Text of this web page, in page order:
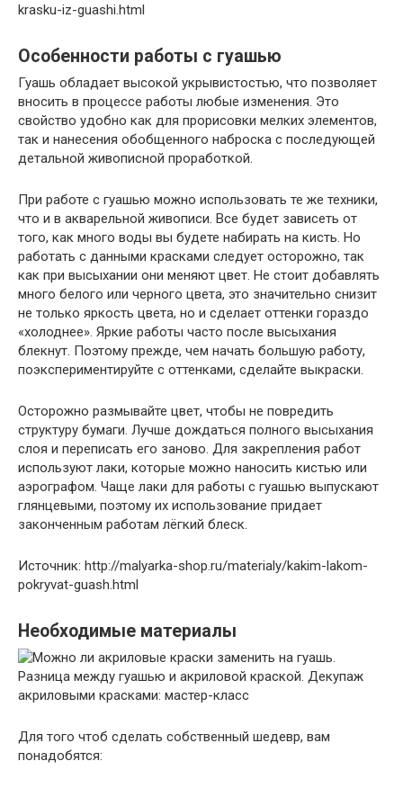
krasku-iz-guashi.html
Особенности работы с гуашью
Гуашь обладает высокой укрывистостью, что позволяет
вносить в процессе работы любые изменения. Это
свойство удобно как для прорисовки мелких элементов,
так и нанесения обобщенного наброска с последующей
детальной живописной проработкой.
При работе с гуашью можно использовать те же техники,
что и в акварельной живописи. Все будет зависеть от
того, как много воды вы будете набирать на кисть. Но
работать с данными красками следует осторожно, так
как при высыхании они меняют цвет. Не стоит добавлять
много белого или черного цвета, это значительно снизит
не только яркость цвета, но и сделает оттенки гораздо
«холоднее». Яркие работы часто после высыхания
блекнут. Поэтому прежде, чем начать большую работу,
поэкспериментируйте с оттенками, сделайте выкраски.
Осторожно размывайте цвет, чтобы не повредить
структуру бумаги. Лучше дождаться полного высыхания
слоя и переписать его заново. Для закрепления работ
используют лаки, которые можно наносить кистью или
аэрографом. Чаще лаки для работы с гуашью выпускают
глянцевыми, поэтому их использование придает
законченным работам лёгкий блеск.
Источник: http://malyarka-shop.ru/materialy/kakim-lakom-
pokryvat-guash.html
Необходимые материалы
Для того чтоб сделать собственный шедевр, вам
понадобятся: